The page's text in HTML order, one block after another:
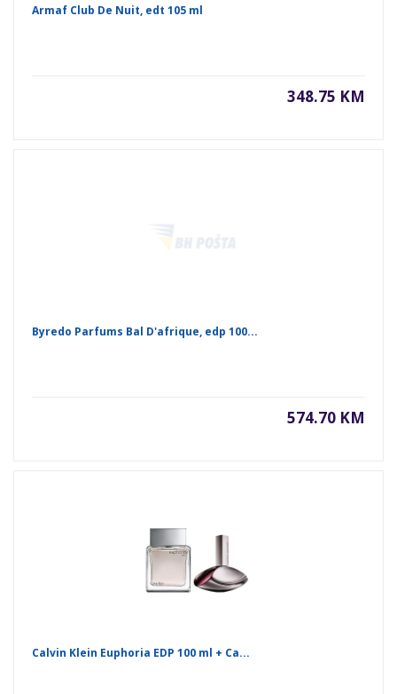
Armaf Club De Nuit, edt 105 ml
348.75 KM
Byredo Parfums Bal D'afrique, edp 100...
574.70 KM
Calvin Klein Euphoria EDP 100 ml + Ca...